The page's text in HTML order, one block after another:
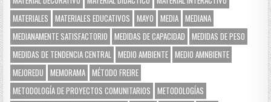
MATERIALES
MATERIALES EDUCATIVOS MAYO MEDIA MEDIANA
MEDIANAMENTE SATISFACTORIO
MEDIDAS DE CAPACIDAD
MEDIDAS DE PESO
MEDIDAS DE TENDENCIA CENTRAL MEDIO AMBIENTE MEDIO AMNBIENTE
MEJOREDU
MEMORAMA MÉTODO FREIRE
METODOLOGÍA DE PROYECTOS COMUNITARIOS
METODOLOGÍAS